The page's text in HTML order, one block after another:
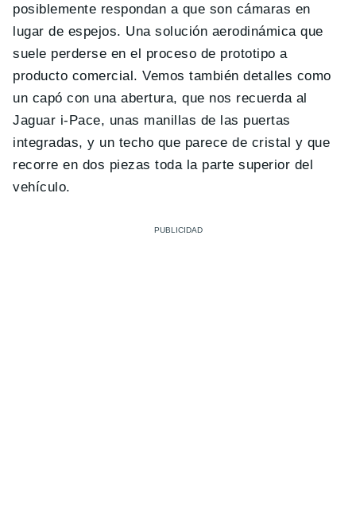
posiblemente respondan a que son cámaras en
lugar de espejos. Una solución aerodinámica que
suele perderse en el proceso de prototipo a
producto comercial. Vemos también detalles como
un capó con una abertura, que nos recuerda al
Jaguar i-Pace, unas manillas de las puertas
integradas, y un techo que parece de cristal y que
recorre en dos piezas toda la parte superior del
vehículo.